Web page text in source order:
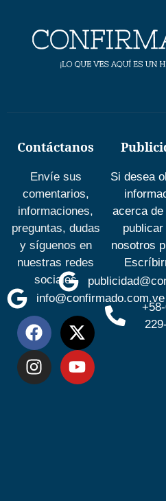
Contáctanos
Envíe sus
comentarios,
informaciones,
preguntas, dudas
y síguenos en
nuestras redes
sociales
info@confirmado.com.ve
Si desea
acerca
publicar
nosotros